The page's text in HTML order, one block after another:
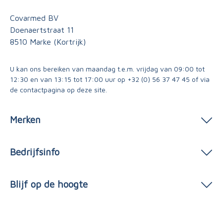
Covarmed BV
Doenaertstraat 11
8510 Marke (Kortrijk)
U kan ons bereiken van maandag t.e.m. vrijdag van 09:00 tot
12:30 en van 13:15 tot 17:00 uur op +32 (0) 56 37 47 45 of via
de contactpagina op deze site.
Merken
Bedrijfsinfo
Blijf op de hoogte